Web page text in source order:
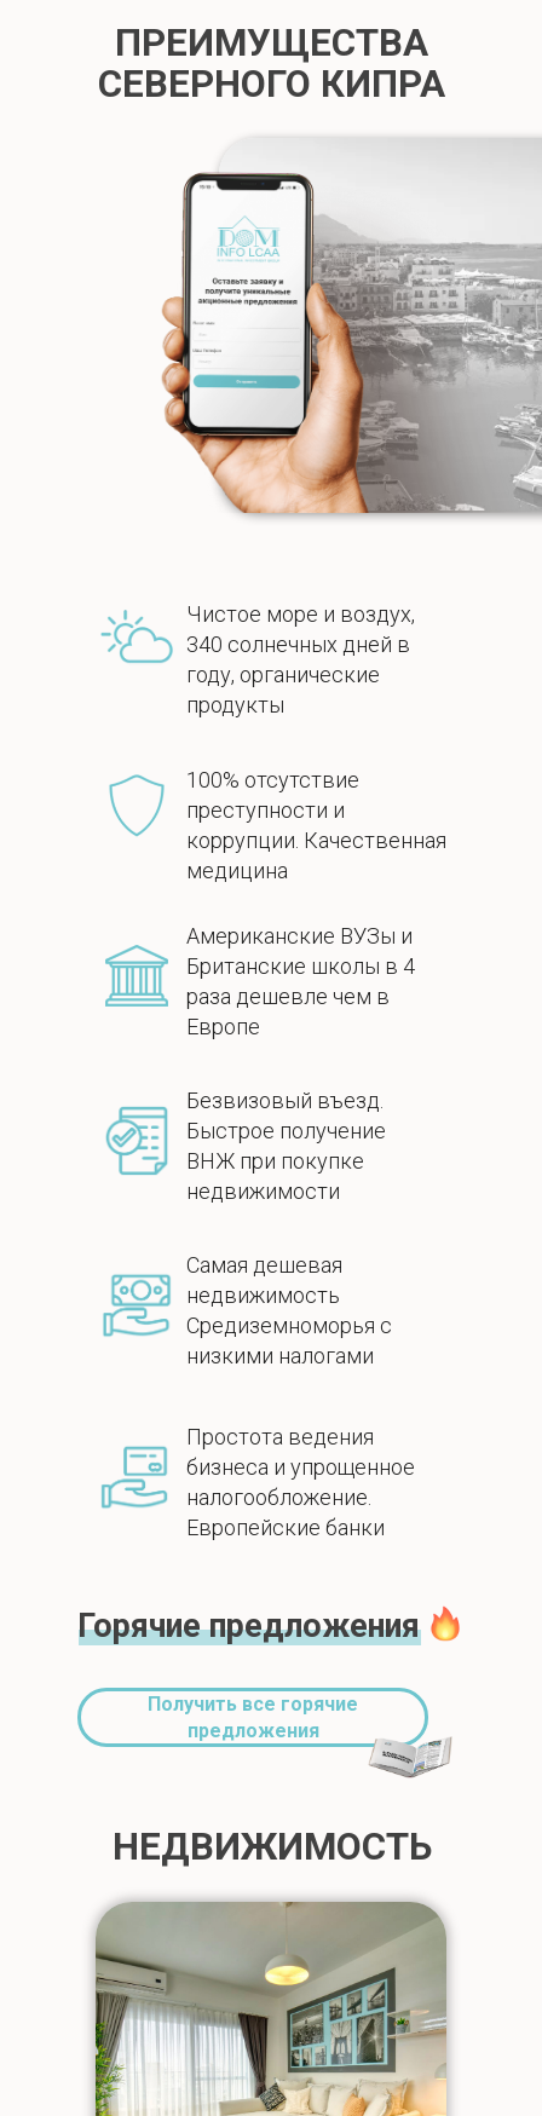
ПРЕИМУЩЕСТВА
СЕВЕРНОГО КИПРА
100% отсутствие
преступности и
коррупции. Качественная
медицина
Американские ВУЗы и
Британские школы в 4
раза дешевле чем в
Европе
Самая дешевая
недвижимость
Средиземноморья с
низкими налогами
Простота ведения
бизнеса и упрощенное
налогообложение.
Европейские банки
Безвизовый въезд.
Быстрое получение
ВНЖ при покупке
недвижимости
Чистое море и воздух,
340 солнечных дней в
году, органические
продукты
Горячие предложения
Получить все горячие
предложения
НЕДВИЖИМОСТЬ
НЕДВИЖИМОСТЬ